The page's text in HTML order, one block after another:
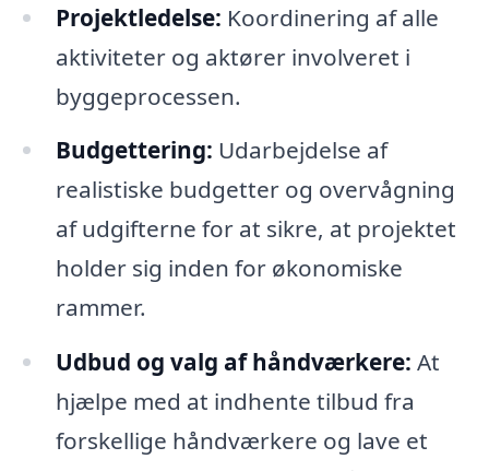
Projektledelse: Koordinering af alle
aktiviteter og aktører involveret i
byggeprocessen.
Budgettering: Udarbejdelse af
realistiske budgetter og overvågning
af udgifterne for at sikre, at projektet
holder sig inden for økonomiske
rammer.
Udbud og valg af håndværkere: At
hjælpe med at indhente tilbud fra
forskellige håndværkere og lave et